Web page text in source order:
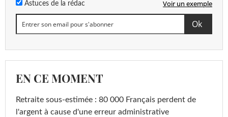
Astuces de la rédac Voir un exemple
EN CE MOMENT
Retraite sous-estimée : 80 000 Français perdent de
l'argent à cause d'une erreur administrative